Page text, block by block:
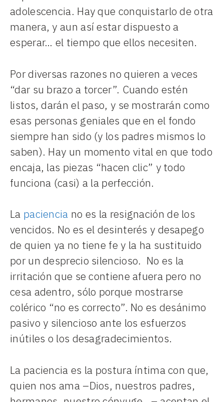
adolescencia. Hay que conquistarlo de otra
manera, y aun así estar dispuesto a
esperar… el tiempo que ellos necesiten.
Por diversas razones no quieren a veces
“dar su brazo a torcer”. Cuando estén
listos, darán el paso, y se mostrarán como
esas personas geniales que en el fondo
siempre han sido (y los padres mismos lo
saben). Hay un momento vital en que todo
encaja, las piezas “hacen clic” y todo
funciona (casi) a la perfección.
La paciencia no es la resignación de los
vencidos. No es el desinterés y desapego
de quien ya no tiene fe y la ha sustituido
por un desprecio silencioso. No es la
irritación que se contiene afuera pero no
cesa adentro, sólo porque mostrarse
colérico “no es correcto”. No es desánimo
pasivo y silencioso ante los esfuerzos
inútiles o los desagradecimientos.
La paciencia es la postura íntima con que,
quien nos ama –Dios, nuestros padres,